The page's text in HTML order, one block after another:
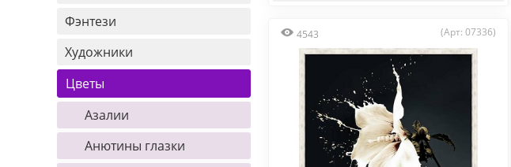
Фэнтези
Художники
Цветы
Азалии
Анютины глазки
4543 (Арт: 07336)